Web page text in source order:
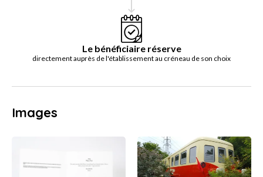
Le bénéficiaire réserve
directement auprès de l'établissement au créneau de son choix
Images